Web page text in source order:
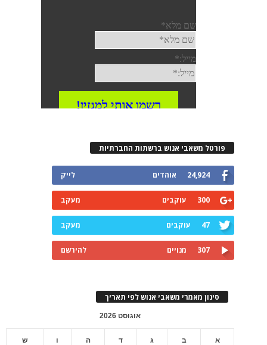
פורטל משאבי אנוש ברשתות החברתיות
24,924 אוהדים לייק
300 עוקבים מעקב
47 עוקבים מעקב
307 מנויים להירשם
סינון מאמרי משאבי אנוש לפי תאריך
אוגוסט 2026
א ב ג ד ה ו ש